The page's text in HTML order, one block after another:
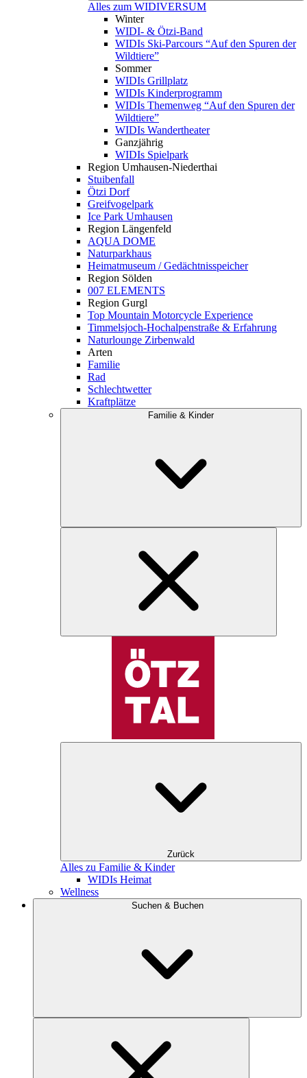
Alles zum WIDIVERSUM
Winter
WIDI- & Ötzi-Band
WIDIs Ski-Parcours “Auf den Spuren der
Wildtiere”
Sommer
WIDIs Grillplatz
WIDIs Kinderprogramm
WIDIs Themenweg “Auf den Spuren der
Wildtiere”
WIDIs Wandertheater
Ganzjährig
WIDIs Spielpark
Region Umhausen-Niederthai
Stuibenfall
Ötzi Dorf
Greifvogelpark
Ice Park Umhausen
Region Längenfeld
AQUA DOME
Naturparkhaus
Heimatmuseum / Gedächtnisspeicher
Region Sölden
007 ELEMENTS
Region Gurgl
Top Mountain Motorcycle Experience
Timmelsjoch-Hochalpenstraße & Erfahrung
Naturlounge Zirbenwald
Arten
Familie
Rad
Schlechtwetter
Kraftplätze
Familie & Kinder
Zurück
Alles zu Familie & Kinder
WIDIs Heimat
Wellness
Suchen & Buchen